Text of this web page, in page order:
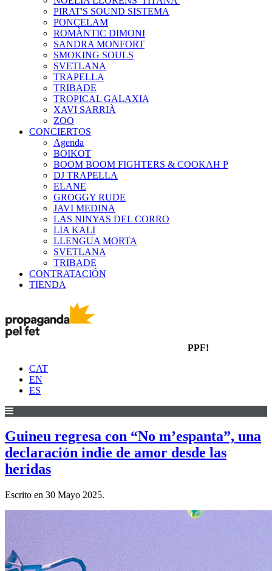
PIRAT'S SOUND SISTEMA
PONCELAM
ROMÀNTIC DIMONI
SANDRA MONFORT
SMOKING SOULS
SVETLANA
TRAPELLA
TRIBADE
TROPICAL GALAXIA
XAVI SARRIÀ
ZOO
CONCIERTOS
Agenda
BOIKOT
BOOM BOOM FIGHTERS & COOKAH P
DJ TRAPELLA
ELANE
GROGGY RUDE
JAVI MEDINA
LAS NINYAS DEL CORRO
LIA KALI
LLENGUA MORTA
SVETLANA
TRIBADE
CONTRATACIÓN
TIENDA
PPF!
CAT
EN
ES
Guineu regresa con “No m’espanta”, una
declaración indie de amor desde las
heridas
Escrito en 30 Mayo 2025.